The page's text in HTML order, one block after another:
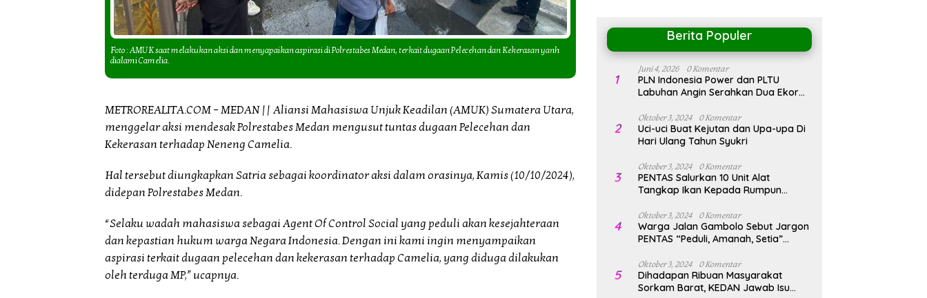
Foto : AMUK saat melakukan aksi dan menyapaikan aspirasi di Polrestabes Medan, terkait dugaan Pelecehan dan Kekerasan yanh
dialami Camelia.
METROREALITA.COM – MEDAN || Aliansi Mahasiswa Unjuk Keadilan (AMUK) Sumatera Utara,
menggelar aksi mendesak Polrestabes Medan mengusut tuntas dugaan Pelecehan dan
Kekerasan terhadap Neneng Camelia.
Hal tersebut diungkapkan Satria sebagai koordinator aksi dalam orasinya, Kamis (10/10/2024),
didepan Polrestabes Medan.
“Selaku wadah mahasiswa sebagai Agent Of Control Social yang peduli akan kesejahteraan
dan kepastian hukum warga Negara Indonesia. Dengan ini kami ingin menyampaikan
aspirasi terkait dugaan pelecehan dan kekerasan terhadap Camelia, yang diduga dilakukan
oleh terduga MP,” ucapnya.
Berita Populer
1
Juni 4, 2026 0 Komentar
PLN Indonesia Power dan PLTU
Labuhan Angin Serahkan Dua Ekor
1447H/2026M
2
Oktober 3, 2024 0 Komentar
Uci-uci Buat Kejutan dan Upa-upa Di
Hari Ulang Tahun Syukri
3
Oktober 3, 2024 0 Komentar
PENTAS Salurkan 10 Unit Alat
Tangkap Ikan Kepada Rumpun
4
Oktober 3, 2024 0 Komentar
Warga Jalan Gambolo Sebut Jargon
PENTAS “Peduli, Amanah, Setia”
5
Oktober 3, 2024 0 Komentar
Dihadapan Ribuan Masyarakat
Sorkam Barat, KEDAN Jawab Isu